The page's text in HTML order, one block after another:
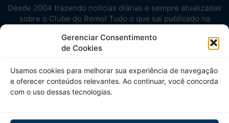
Gerenciar Consentimento
de Cookies
Usamos cookies para melhorar sua experiência de navegação
e oferecer conteúdos relevantes. Ao continuar, você concorda
com o uso dessas tecnologias.
Desde 2004 trazendo notícias diárias e sempre atualizadas
sobre o Clube do Remo! Tudo o que sai publicado na
Aproveite! Site não-oficial.
SIGA-NOS